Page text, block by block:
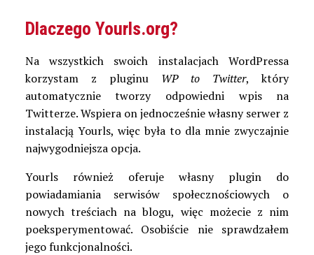
Dlaczego Yourls.org?
Na wszystkich swoich instalacjach WordPressa
korzystam z pluginu WP to Twitter, który
automatycznie tworzy odpowiedni wpis na
Twitterze. Wspiera on jednocześnie własny serwer z
instalacją Yourls, więc była to dla mnie zwyczajnie
najwygodniejsza opcja.
Yourls również oferuje własny plugin do
powiadamiania serwisów społecznościowych o
nowych treściach na blogu, więc możecie z nim
poeksperymentować. Osobiście nie sprawdzałem
jego funkcjonalności.